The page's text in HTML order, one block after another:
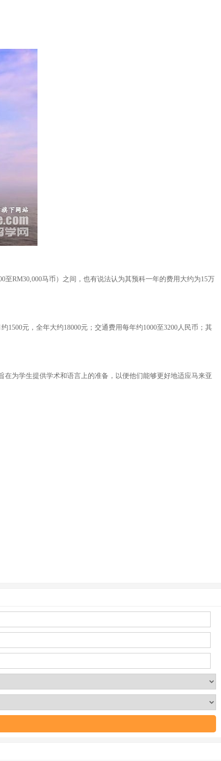
RM30,000马币）之间，也有说法认为其预科一年的费用大约为15万
元，全年大约18000元；交通费用每年约1000至3200人民币；其
为学生提供学术和语言上的准备，以便他们能够更好地适应马来亚